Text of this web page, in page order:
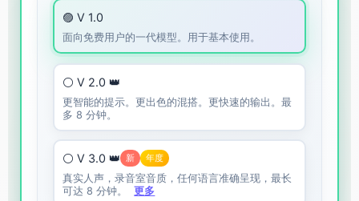
🟣 V 1.0
面向免费用户的一代模型。用于基本使用。
⚪ V 2.0 👑
更智能的提示。更出色的混搭。更快速的输出。最
多 8 分钟。
⚪ V 3.0 👑 新 年度
真实人声，录音室音质，任何语言准确呈现，最长
可达 8 分钟。
更多